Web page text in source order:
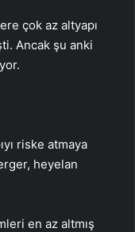
çok az altyapı
Ancak şu anki
riske atmaya
heyelan
en az altmış